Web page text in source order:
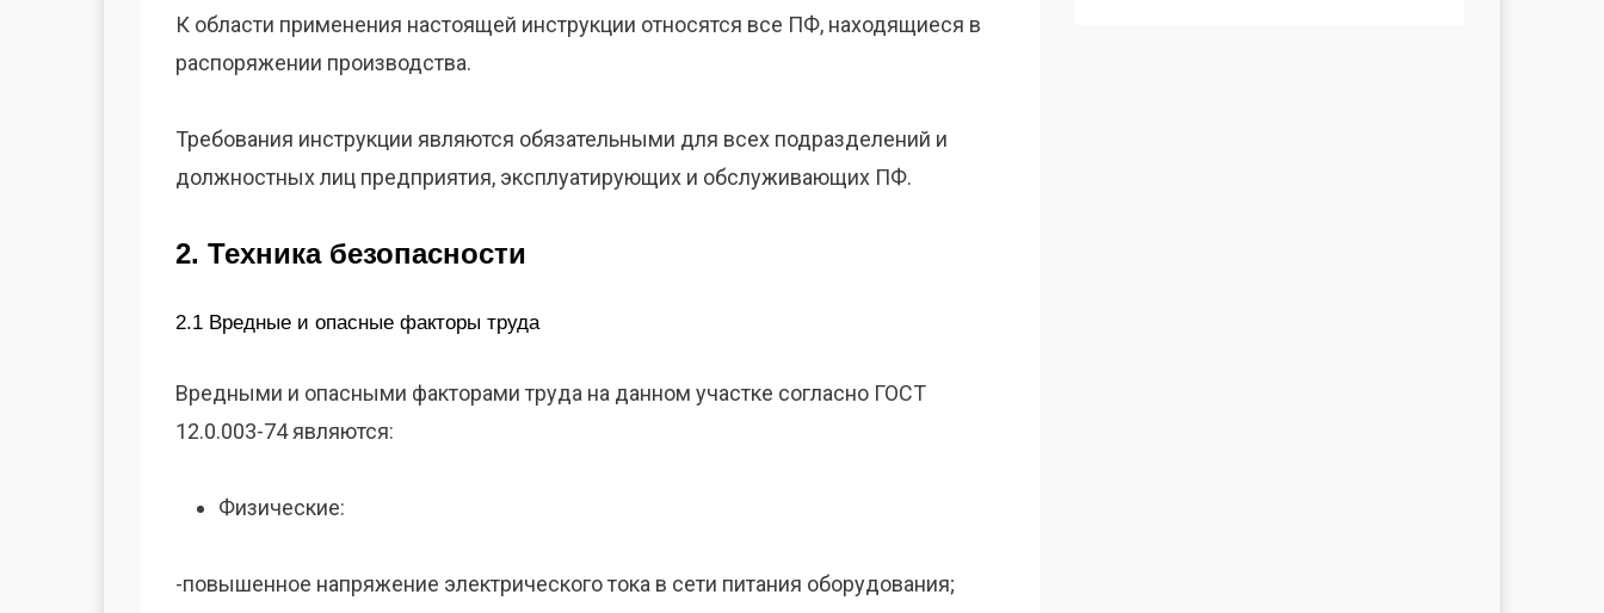
К области применения настоящей инструкции относятся все ПФ, находящиеся в
распоряжении производства.
Требования инструкции являются обязательными для всех подразделений и
должностных лиц предприятия, эксплуатирующих и обслуживающих ПФ.
2. Техника безопасности
2.1 Вредные и опасные факторы труда
Вредными и опасными факторами труда на данном участке согласно ГОСТ
12.0.003-74 являются:
Физические:
-повышенное напряжение электрического тока в сети питания оборудования;